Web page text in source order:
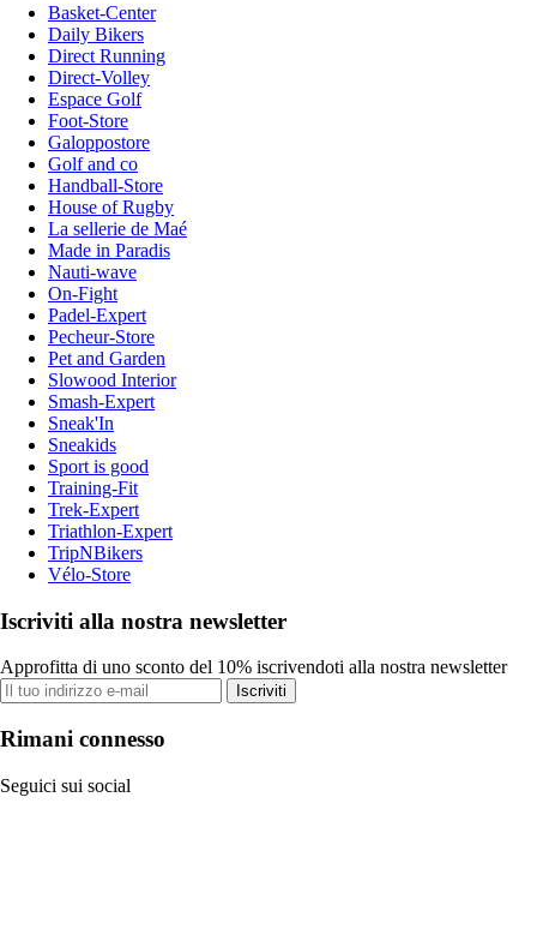
Basket-Center
Daily Bikers
Direct Running
Direct-Volley
Espace Golf
Foot-Store
Galoppostore
Golf and co
Handball-Store
House of Rugby
La sellerie de Maé
Made in Paradis
Nauti-wave
On-Fight
Padel-Expert
Pecheur-Store
Pet and Garden
Slowood Interior
Smash-Expert
Sneak'In
Sneakids
Sport is good
Training-Fit
Trek-Expert
Triathlon-Expert
TripNBikers
Vélo-Store
Iscriviti alla nostra newsletter
Approfitta di uno sconto del 10% iscrivendoti alla nostra newsletter
Iscriviti
Rimani connesso
Seguici sui social